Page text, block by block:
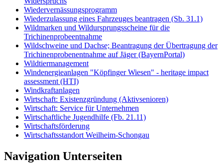
Wiedervernässungsprogramm
Wiederzulassung eines Fahrzeuges beantragen (Sb. 31.1)
Wildmarken und Wildursprungsscheine für die
Trichinenprobeentnahme
Wildschweine und Dachse; Beantragung der Übertragung der
Trichinenprobenentnahme auf Jäger (BayernPortal)
Wildtiermanagement
Windenergieanlagen "Köpfinger Wiesen" - heritage impact
assessment (HTI)
Windkraftanlagen
Wirtschaft: Existenzgründung (Aktivsenioren)
Wirtschaft: Service für Unternehmen
Wirtschaftliche Jugendhilfe (Fb. 21.11)
Wirtschaftsförderung
Wirtschaftsstandort Weilheim-Schongau
Navigation Unterseiten